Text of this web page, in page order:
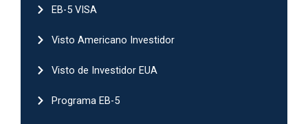
EB-5 VISA
Visto Americano Investidor
Visto de Investidor EUA
Programa EB-5